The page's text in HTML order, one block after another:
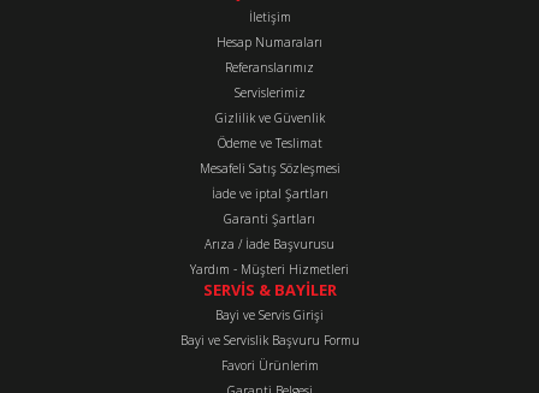
Görüş ve önerileriniz için teşekkür ederiz.
Ürün resmi kalitesiz, bozuk veya görüntülenemiyor.
Ürün bilgilerinde hatalar bulunuyor.
Ürün fiyatı diğer sitelerden daha pahalı.
Bu ürüne benzer farklı alternatifler olmalı.
Gönder
İletişim
Hesap Numaraları
Referanslarımız
Servislerimiz
Gizlilik ve Güvenlik
Ödeme ve Teslimat
Mesafeli Satış Sözleşmesi
İade ve iptal Şartları
Garanti Şartları
Arıza / İade Başvurusu
Yardım - Müşteri Hizmetleri
SERVİS & BAYİLER
Bayi ve Servis Girişi
Bayi ve Servislik Başvuru Formu
Favori Ürünlerim